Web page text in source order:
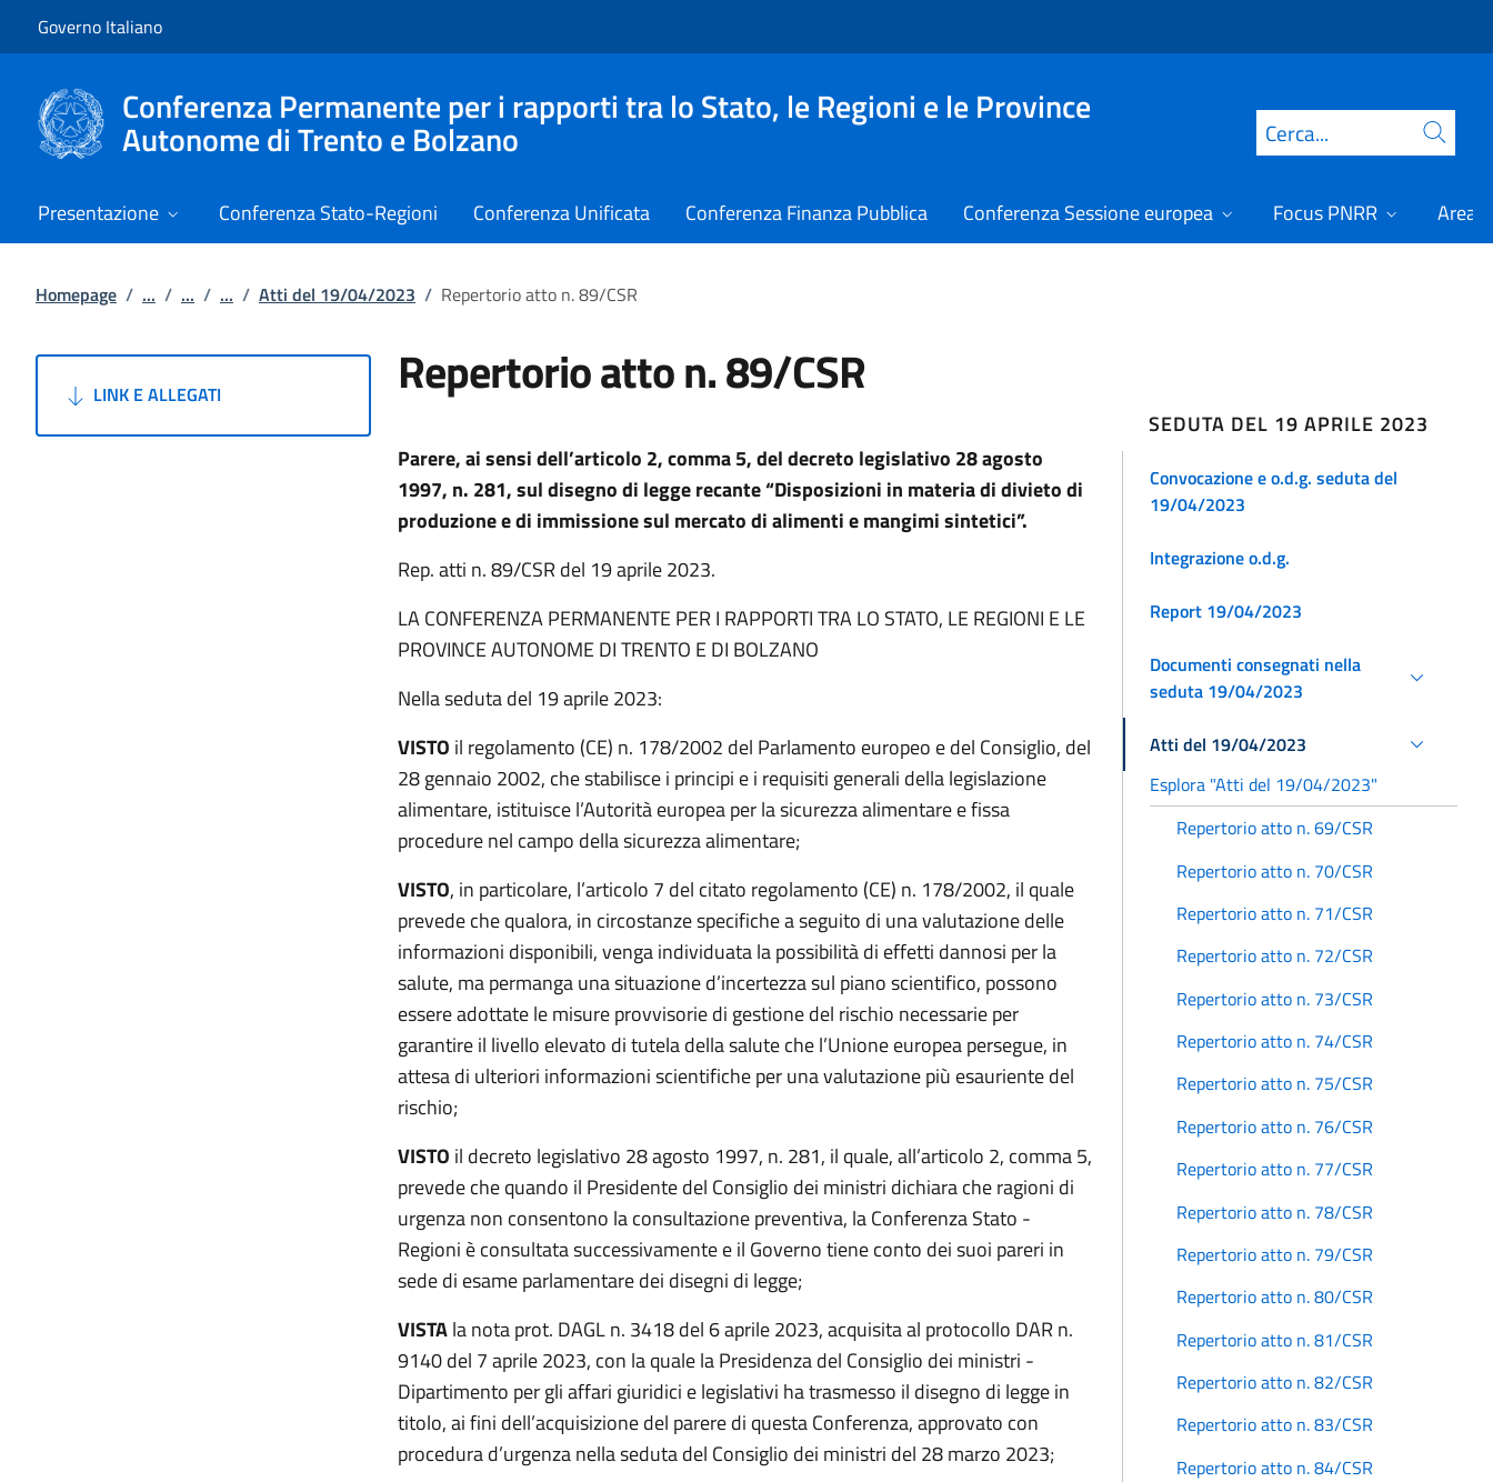
Governo Italiano
Conferenza Permanente per i rapporti tra lo Stato, le Regioni e le Province
Autonome di Trento e Bolzano Cerca
Presentazione Conferenza Stato-Regioni Conferenza Unificata Conferenza Finanza Pubblica Conferenza Sessione europea Focus PNRR Area
Homepage / ... / ... / ... / Atti del 19/04/2023 / Repertorio atto n. 89/CSR
LINK E ALLEGATI Repertorio atto n. 89/CSR
Parere, ai sensi dell’articolo 2, comma 5, del decreto legislativo 28 agosto
1997, n. 281, sul disegno di legge recante “Disposizioni in materia di divieto di
produzione e di immissione sul mercato di alimenti e mangimi sintetici”.
Rep. atti n. 89/CSR del 19 aprile 2023.
LA CONFERENZA PERMANENTE PER I RAPPORTI TRA LO STATO, LE REGIONI E LE
PROVINCE AUTONOME DI TRENTO E DI BOLZANO
Nella seduta del 19 aprile 2023:
VISTO il regolamento (CE) n. 178/2002 del Parlamento europeo e del Consiglio, del
28 gennaio 2002, che stabilisce i principi e i requisiti generali della legislazione
alimentare, istituisce l’Autorità europea per la sicurezza alimentare e fissa
procedure nel campo della sicurezza alimentare;
VISTO, in particolare, l’articolo 7 del citato regolamento (CE) n. 178/2002, il quale
prevede che qualora, in circostanze specifiche a seguito di una valutazione delle
informazioni disponibili, venga individuata la possibilità di effetti dannosi per la
salute, ma permanga una situazione d’incertezza sul piano scientifico, possono
essere adottate le misure provvisorie di gestione del rischio necessarie per
garantire il livello elevato di tutela della salute che l’Unione europea persegue, in
attesa di ulteriori informazioni scientifiche per una valutazione più esauriente del
rischio;
VISTO il decreto legislativo 28 agosto 1997, n. 281, il quale, all’articolo 2, comma 5,
prevede che quando il Presidente del Consiglio dei ministri dichiara che ragioni di
urgenza non consentono la consultazione preventiva, la Conferenza Stato -
Regioni è consultata successivamente e il Governo tiene conto dei suoi pareri in
sede di esame parlamentare dei disegni di legge;
VISTAla nota prot. DAGL n. 3418 del 6 aprile 2023, acquisita al protocollo DAR n.
9140 del 7 aprile 2023, con la quale la Presidenza del Consiglio dei ministri -
Dipartimento per gli affari giuridici e legislativi ha trasmesso il disegno di legge in
titolo, ai fini dell’acquisizione del parere di questa Conferenza, approvato con
procedura d’urgenza nella seduta del Consiglio dei ministri del 28 marzo 2023;
SEDUTA DEL 19 APRILE 2023
Convocazione e o.d.g. seduta del
19/04/2023
Integrazione o.d.g.
Report 19/04/2023
Documenti consegnati nella
seduta 19/04/2023
Atti del 19/04/2023
Esplora "Atti del 19/04/2023"
Repertorio atto n. 69/CSR
Repertorio atto n. 70/CSR
Repertorio atto n. 71/CSR
Repertorio atto n. 72/CSR
Repertorio atto n. 73/CSR
Repertorio atto n. 74/CSR
Repertorio atto n. 75/CSR
Repertorio atto n. 76/CSR
Repertorio atto n. 77/CSR
Repertorio atto n. 78/CSR
Repertorio atto n. 79/CSR
Repertorio atto n. 80/CSR
Repertorio atto n. 81/CSR
Repertorio atto n. 82/CSR
Repertorio atto n. 83/CSR
Repertorio atto n. 84/CSR